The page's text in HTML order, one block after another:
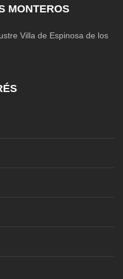
MONTEROS
Villa de Espinosa de los